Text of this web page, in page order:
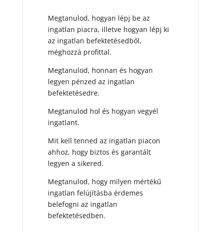
Megtanulod, hogyan lépj be az
ingatlan piacra, illetve hogyan lépj ki
az ingatlan befektetésedből,
méghozzá profittal.
Megtanulod, honnan és hogyan
legyen pénzed az ingatlan
befektetésedre.
Megtanulod hol és hogyan vegyél
ingatlant.
Mit kell tenned az ingatlan piacon
ahhoz, hogy biztos és garantált
legyen a sikered.
Megtanulod, hogy milyen mértékű
ingatlan felújításba érdemes
belefogni az ingatlan
befektetésedben.